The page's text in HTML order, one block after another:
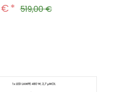
€ Regulärer Preis:
519,00 €